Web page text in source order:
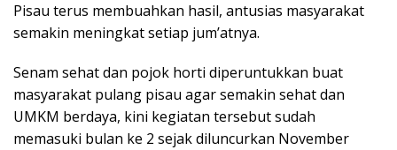
Pisau terus membuahkan hasil, antusias masyarakat
semakin meningkat setiap jum’atnya.
Senam sehat dan pojok horti diperuntukkan buat
masyarakat pulang pisau agar semakin sehat dan
UMKM berdaya, kini kegiatan tersebut sudah
memasuki bulan ke 2 sejak diluncurkan November